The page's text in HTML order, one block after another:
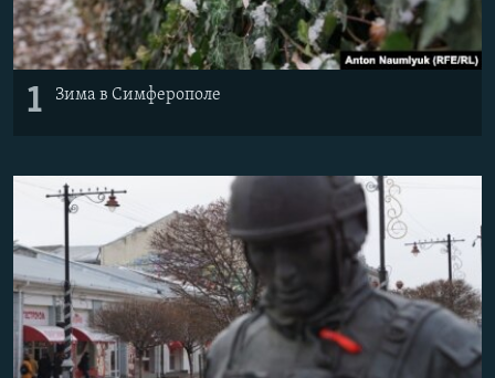
1 Зима в Симферополе